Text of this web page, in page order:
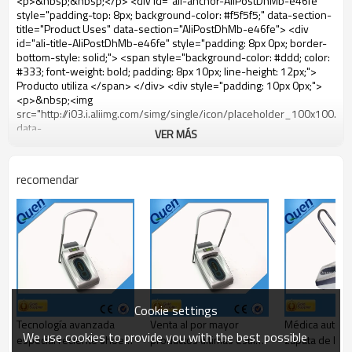
VER MÁS
recomendar
Tecnología avanzada
especial reciente shoe
Venta al por mayor
productos últimas estilo
Médica
zapata de la
Cookie settings
We use cookies to provide you with the best possible